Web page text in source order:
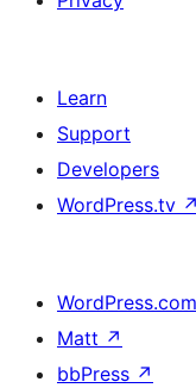
Learn
Support
Developers
WordPress.tv ↗
WordPress.com
Matt ↗
bbPress ↗